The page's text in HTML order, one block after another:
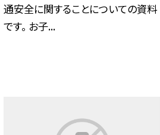
通安全に関することについての資料
です。 お子...